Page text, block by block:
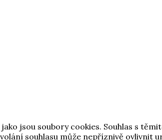
jsou soubory cookies. Souhlas s
souhlasu může nepříznivě ovlivnit